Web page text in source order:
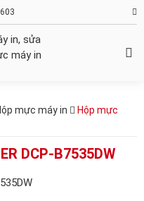
mực máy in
Hộp mực
DCP-B7535DW